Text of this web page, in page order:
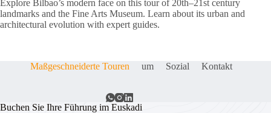
Explore Bilbao’s modern face on this tour of 20th–21st century
landmarks and the Fine Arts Museum. Learn about its urban and
architectural evolution with expert guides.
Maßgeschneiderte Touren um Sozial Kontakt
Buchen Sie Ihre Führung im Euskadi